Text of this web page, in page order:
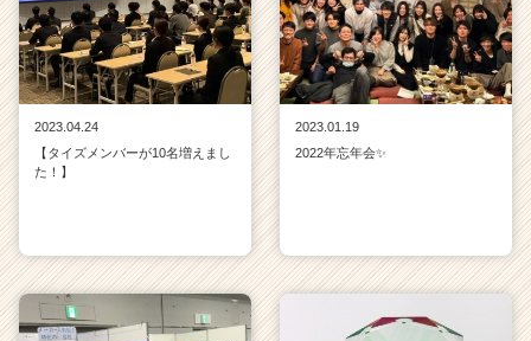
2023.04.24
【タイズメンバーが10名増えまし
た！】
2023.01.19
2022年忘年会✨